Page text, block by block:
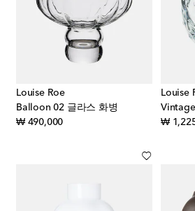
Louise Roe
Balloon 02 글라스 화병
₩ 490,000original price
Louise
₩